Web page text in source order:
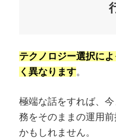
テクノロジー選択に
く異なります。
極端な話をすれば、
務をそのままの運用
かもしれません。